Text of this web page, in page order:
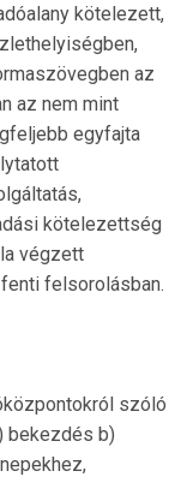
kö­telezett,
az
az nem mint
egyfajta
kötelezettség
végzett
felsorolásban.
szóló
bekezdés b)